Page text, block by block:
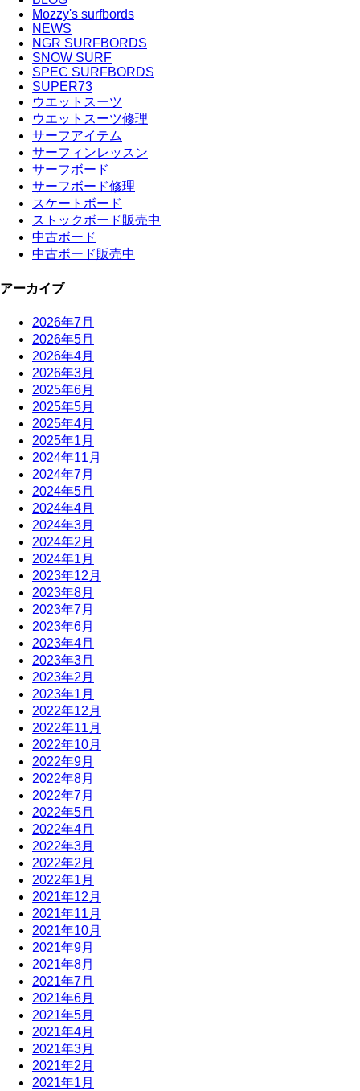
Mozzy's surfbords
NEWS
NGR SURFBORDS
SNOW SURF
SPEC SURFBORDS
SUPER73
ウエットスーツ
ウエットスーツ修理
サーフアイテム
サーフィンレッスン
サーフボード
サーフボード修理
スケートボード
ストックボード販売中
中古ボード
中古ボード販売中
アーカイブ
2026年7月
2026年5月
2026年4月
2026年3月
2025年6月
2025年5月
2025年4月
2025年1月
2024年11月
2024年7月
2024年5月
2024年4月
2024年3月
2024年2月
2024年1月
2023年12月
2023年8月
2023年7月
2023年6月
2023年4月
2023年3月
2023年2月
2023年1月
2022年12月
2022年11月
2022年10月
2022年9月
2022年8月
2022年7月
2022年5月
2022年4月
2022年3月
2022年2月
2022年1月
2021年12月
2021年11月
2021年10月
2021年9月
2021年8月
2021年7月
2021年6月
2021年5月
2021年4月
2021年3月
2021年2月
2021年1月